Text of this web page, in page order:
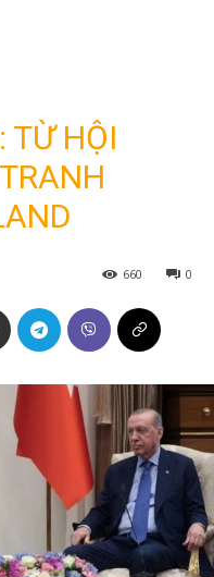
TỪ HỘI
0
660